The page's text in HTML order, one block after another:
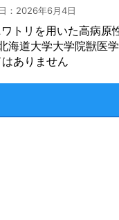
： 2026年6月4日
トリを用いた高病原
海道大学大学院獣医
ありません